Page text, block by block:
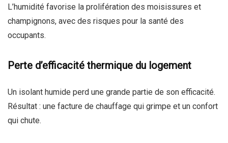
L’humidité favorise la prolifération des moisissures et
champignons, avec des risques pour la santé des
occupants.
Perte d’efficacité thermique du logement
Un isolant humide perd une grande partie de son efficacité.
Résultat : une facture de chauffage qui grimpe et un confort
qui chute.